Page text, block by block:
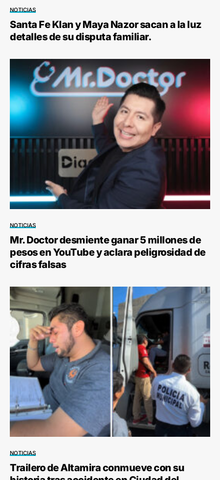
NOTICIAS
Santa Fe Klan y Maya Nazor sacan a la luz
detalles de su disputa familiar.
NOTICIAS
Mr. Doctor desmiente ganar 5 millones de
pesos en YouTube y aclara peligrosidad de
cifras falsas
NOTICIAS
Trailero de Altamira conmueve con su